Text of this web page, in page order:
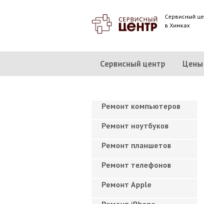
Сервисный
в Химках
Сервисный центр Цены
Ремонт компьютеров
Ремонт ноутбуков
Ремонт планшетов
Ремонт телефонов
Ремонт Apple